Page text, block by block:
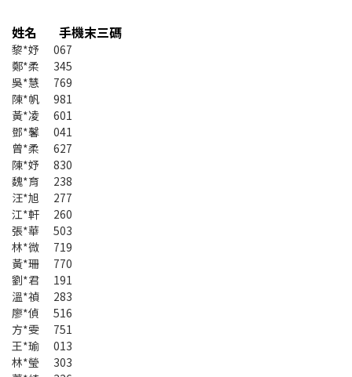
姓名 手機末三碼
黎*妤 067
鄭*柔 345
吳*慧 769
陳*帆 981
黃*凌 601
鄧*馨 041
曾*柔 627
陳*妤 830
魏*育 238
汪*旭 277
江*軒 260
張*華 503
林*微 719
黃*珊 770
劉*君 191
溫*禎 283
廖*偵 516
方*雯 751
王*瑜 013
林*瑩 303